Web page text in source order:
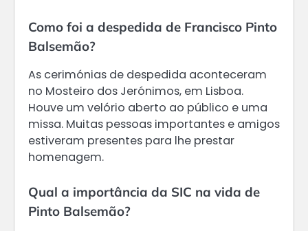
Como foi a despedida de Francisco Pinto
Balsemão?
As cerimónias de despedida aconteceram
no Mosteiro dos Jerónimos, em Lisboa.
Houve um velório aberto ao público e uma
missa. Muitas pessoas importantes e amigos
estiveram presentes para lhe prestar
homenagem.
Qual a importância da SIC na vida de
Pinto Balsemão?